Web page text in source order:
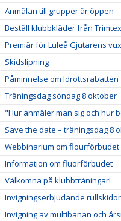
Anmälan till grupper är öppen
Beställ klubbkläder från
Premiär för Luleå Gjutarens
Skidslipning
Påminnelse om Idrottsrabatten
Träningsdag söndag 8 oktober
"Hur anmäler man sig och hur
Save the date – träningsdag 8
Webbinarium om flourförbudet
Information om fluorförbudet
Välkomna på klubbträningar!
Invigningserbjudande rullskidor
Invigning av multibanan och